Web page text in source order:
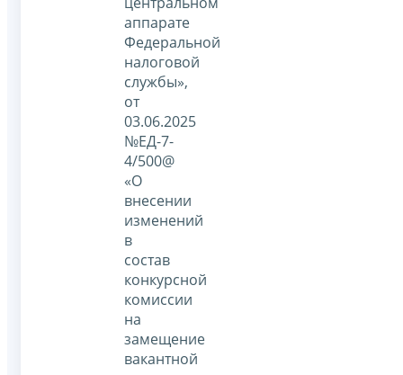
аппарате
Федеральной
налоговой
службы»,
от
03.06.2025
№ЕД-7-
4/500@
«О
внесении
изменений
в
состав
конкурсной
комиссии
на
замещение
вакантной